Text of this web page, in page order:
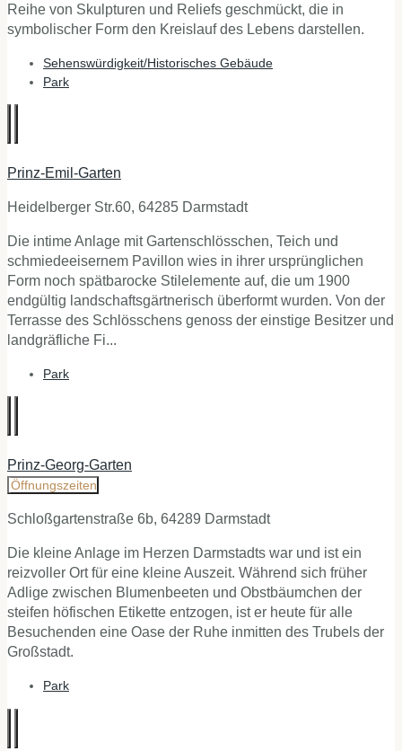
Reihe von Skulpturen und Reliefs geschmückt, die in
symbolischer Form den Kreislauf des Lebens darstellen.
Sehenswürdigkeit/Historisches Gebäude
Park
Prinz-Emil-Garten
Heidelberger Str.60, 64285 Darmstadt
Die intime Anlage mit Gartenschlösschen, Teich und
schmiedeeisernem Pavillon wies in ihrer ursprünglichen
Form noch spätbarocke Stilelemente auf, die um 1900
endgültig landschaftsgärtnerisch überformt wurden. Von der
Terrasse des Schlösschens genoss der einstige Besitzer und
landgräfliche Fi...
Park
Prinz-Georg-Garten
Öffnungszeiten
Schloßgartenstraße 6b, 64289 Darmstadt
Die kleine Anlage im Herzen Darmstadts war und ist ein
reizvoller Ort für eine kleine Auszeit. Während sich früher
Adlige zwischen Blumenbeeten und Obstbäumchen der
steifen höfischen Etikette entzogen, ist er heute für alle
Besuchenden eine Oase der Ruhe inmitten des Trubels der
Großstadt.
Park